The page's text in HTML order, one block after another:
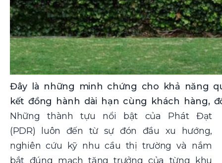
Đây là những minh chứng cho khả năng
kết đồng hành dài hạn cùng khách hàng,
Những thành tựu nổi bật của Phát Đạt
(PDR) luôn đến từ sự đón đầu xu hướng,
nghiên cứu kỹ nhu cầu thị trường và nắm
bắt đúng mạch tăng trưởng của từng khu